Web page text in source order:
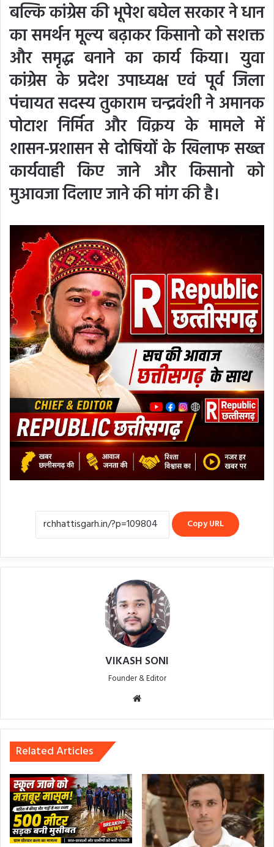
बल्कि कांग्रेस की भूपेश बघेल सरकार ने धान
का समर्थन मूल्य बढ़ाकर किसानो को सशक्त
और समृद्ध बनाने का कार्य किया। युवा
कांग्रेस के प्रदेश उपाध्यक्ष एवं पूर्व जिला
पंचायत सदस्य तुकाराम चन्द्रवंशी ने अमानक
पोटाश निर्मित और विक्रय के मामले में
शासन-प्रशासन से दोषियों के खिलाफ सख्त
कार्यवाही किए जाने और किसानो को
मुआवजा दिलाए जाने की मांग की है।
Copy URL
VIKASH SONI
Founder & Editor
Related Articles